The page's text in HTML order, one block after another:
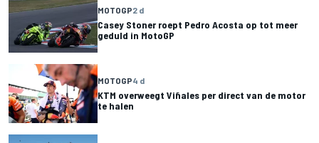
MOTOGP2 d
Casey Stoner roept Pedro Acosta op tot meer
geduld in MotoGP
MOTOGP4 d
KTM overweegt Viñales per direct van de motor
te halen